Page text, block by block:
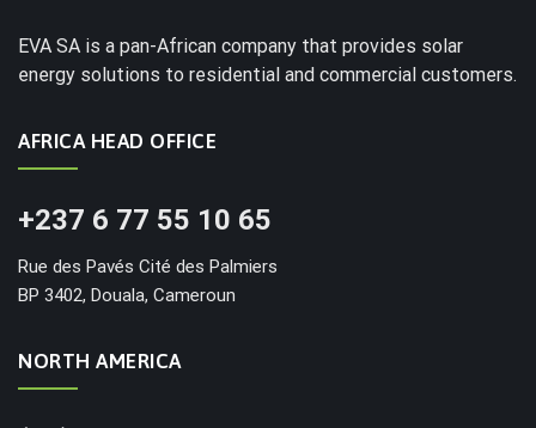
EVA SA is a pan-African company that provides solar
energy solutions to residential and commercial customers.
AFRICA HEAD OFFICE
+237 6 77 55 10 65
Rue des Pavés Cité des Palmiers
BP 3402, Douala, Cameroun
NORTH AMERICA